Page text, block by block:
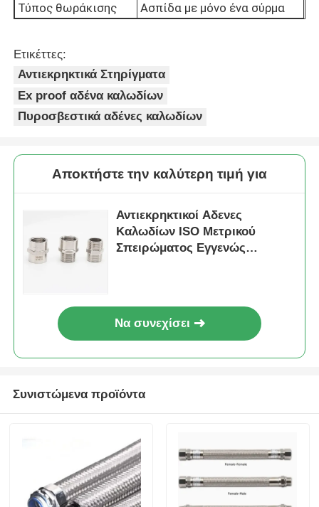
Τύπος θωράκισης Ασπίδα με μόνο ένα σύρμα
Ετικέττες:
Αντιεκρηκτικά Στηρίγματα
Ex proof αδένα καλωδίων
Πυροσβεστικά αδένες καλωδίων
Αποκτήστε την καλύτερη τιμή για
Αντιεκρηκτικοί Αδενες
Καλωδίων ISO Μετρικού
Σπειρώματος Εγγενώς
Να συνεχίσει
Συνιστώμενα προϊόντα